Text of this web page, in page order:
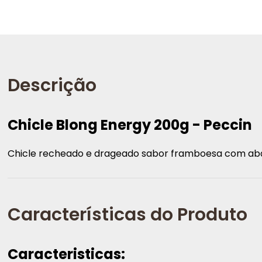
Descrição
Chicle Blong Energy 200g - Peccin
Chicle recheado e drageado sabor framboesa com
Características do Produto
Caracteristicas: